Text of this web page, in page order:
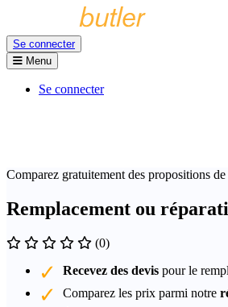
Se connecter
Menu
Se connecter
Comparez gratuitement des propositions
Remplacement ou
(0)
Recevez des devis pour le
Comparez les prix parmi notre